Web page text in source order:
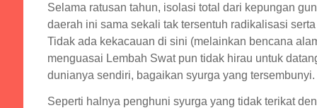
Selama ratusan tahun, isolasi total dari kepungan
daerah ini sama sekali tak tersentuh radikalisasi
Tidak ada kekacauan di sini (melainkan bencana
menguasai Lembah Swat pun tidak hirau untuk
dunianya sendiri, bagaikan syurga yang tersembunyi.
Seperti halnya penghuni syurga yang tidak terikat